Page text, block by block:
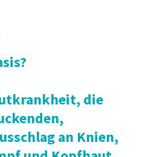
die
an Knien,